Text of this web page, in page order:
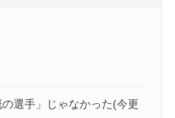
選手」じゃなかった(今更